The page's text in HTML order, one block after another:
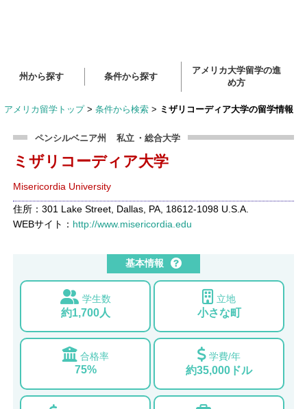
州から探す 条件から探す
アメリカ大学留学の進
め方
アメリカ留学トップ > 条件から検索 > ミザリコーディア大学の留学情報
ペンシルベニア州 私立 ・総合大学
ミザリコーディア大学
Misericordia University
住所：301 Lake Street, Dallas, PA, 18612-1098 U.S.A.
WEBサイト： http://www.misericordia.edu
基本情報
学生数
約1,700人
立地
小さな町
合格率
75%
学費/年
約35,000ドル